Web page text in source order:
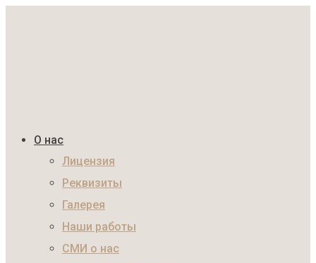
О нас
Лицензия
Реквизиты
Галерея
Наши работы
СМИ о нас